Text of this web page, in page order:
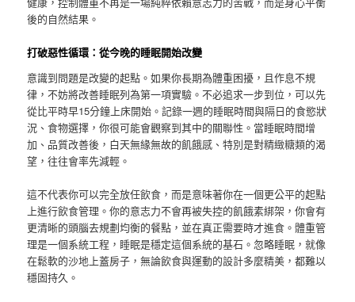
後的自然結果。
打破惡性循環：從今晚的睡眠開始改變
意識到問題是改變的起點。如果你長期為體重困擾，且作息不規
律，不妨將改善睡眠列為第一項實驗。不必追求一步到位，可以先
從比平時早15分鐘上床開始。記錄一週的睡眠時間與隔日的食慾狀
況、食物選擇，你很可能會觀察到其中的關聯性。當睡眠時間增
加、品質改善後，白天無緣無故的飢餓感、特別是對精緻糖類的渴
望，往往會率先減輕。
這不代表你可以完全放任飲食，而是意味著你在一個更公平的起點
上進行飲食管理。你的意志力不會再被失控的飢餓素綁架，你會有
更清晰的頭腦去規劃均衡的餐點，並在真正需要時才進食。體重管
理是一個系統工程，睡眠是穩定這個系統的基石。忽略睡眠，就像
在鬆軟的沙地上蓋房子，無論飲食與運動的設計多麼精美，都難以
穩固持久。